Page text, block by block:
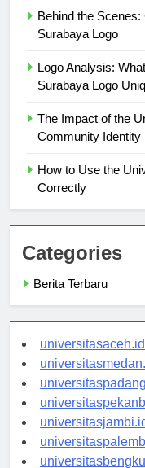
Behind the Scenes:
Logo Analysis:
The Impact of the
How to Use the
Categories
universitasaceh.id